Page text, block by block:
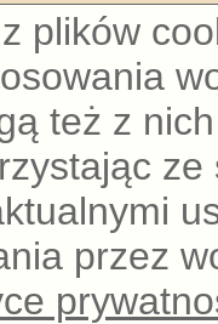
plików
też z
przez